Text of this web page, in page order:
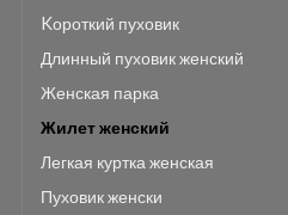
Kороткий пуховик
Длинный пуховик женский
Женская парка
Жилет женский
Легкая куртка женская
Пуховик женски